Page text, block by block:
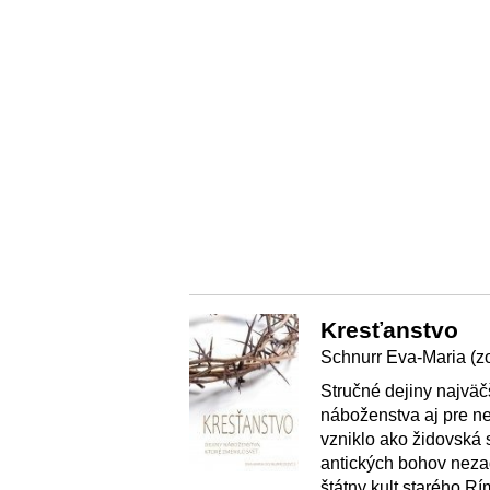
Kresťanstvo
Schnurr Eva-Maria
Stručné dejiny
náboženstva aj pre
vzniklo ako židovská
antických bohov